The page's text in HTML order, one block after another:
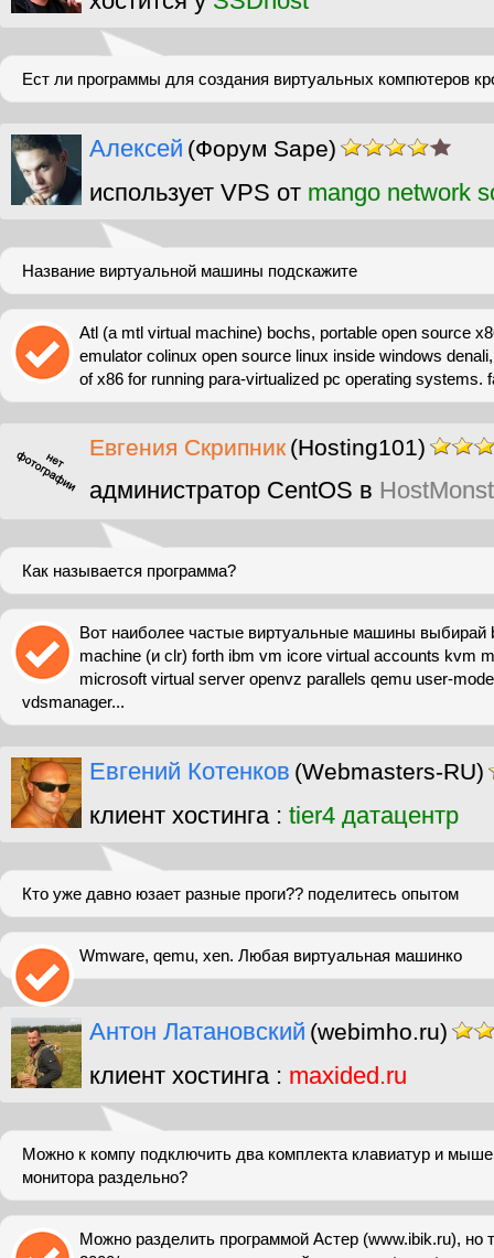
Ест ли программы для создания виртуальных компютеров
Алексей (Форум Sape)
использует VPS от mango network
Название виртуальной машины подскажитe
Atl (a mtl virtual machine) bochs, portable open source
emulator colinux open source linux inside windows
of x86 for running para-virtualized pc operating systems.
Евгения Скрипник (Hosting101)
администратор CentOS в
Как называется программа?
Вот наиболее частые виртуальные машины выбирай
machine (и clr) forth ibm vm icore virtual accounts kvm
microsoft virtual server openvz parallels qemu user-
vdsmanager...
Евгений Котенков (Webmasters-RU)
клиент хостинга : tier4 датацентр
Кто уже давно юзает разные проги?? поделитесь опытом
Wmware, qemu, xen. Любая виртуальная машинко
Антон Латановский (webimho.ru)
клиент хостинга : maxided.ru
Можно к компу подключить два комплекта клавиатур и
монитора раздельно?
Можно разделить программой Астер (www.ibik.ru), но